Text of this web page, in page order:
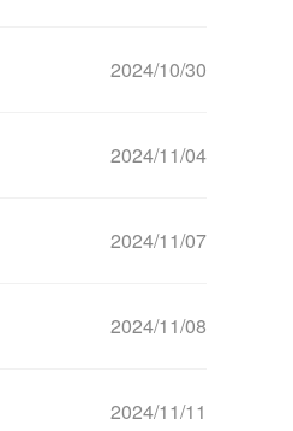
2024/10/30
2024/11/04
2024/11/07
2024/11/08
2024/11/11